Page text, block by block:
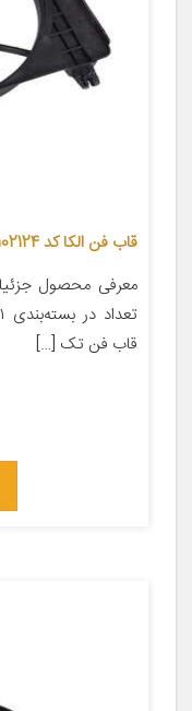
قاب فن الکا کد 2141102124 مناسب برای پراید
معرفی محصول
قاب فن تک […]